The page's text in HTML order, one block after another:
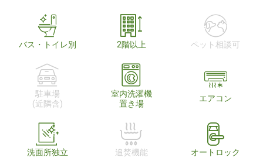
バス・トイレ別 2階以上 ペット相談可
駐車場
(近隣含)
室内洗濯機
置き場
エアコン
洗面所独立 追焚機能 オートロック